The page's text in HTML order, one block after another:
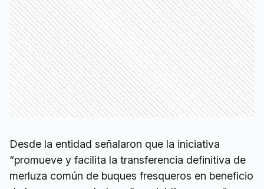
Desde la entidad señalaron que la iniciativa
“promueve y facilita la transferencia definitiva de
merluza común de buques fresqueros en beneficio